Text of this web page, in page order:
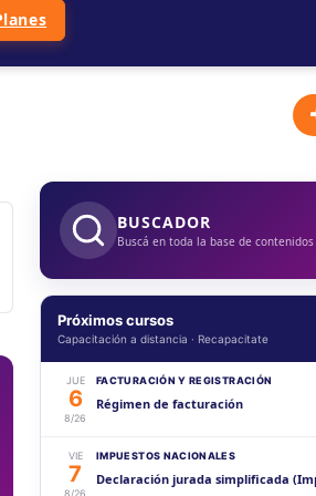
BUSCADOR
Buscá en toda la base de contenidos
Próximos cursos
Capacitación a distancia · Recapacitate
JUE
6
8/26
FACTURACIÓN Y REGISTRACIÓN
Régimen de facturación
VIE
7
8/26
IMPUESTOS NACIONALES
Declaración jurada simplificada